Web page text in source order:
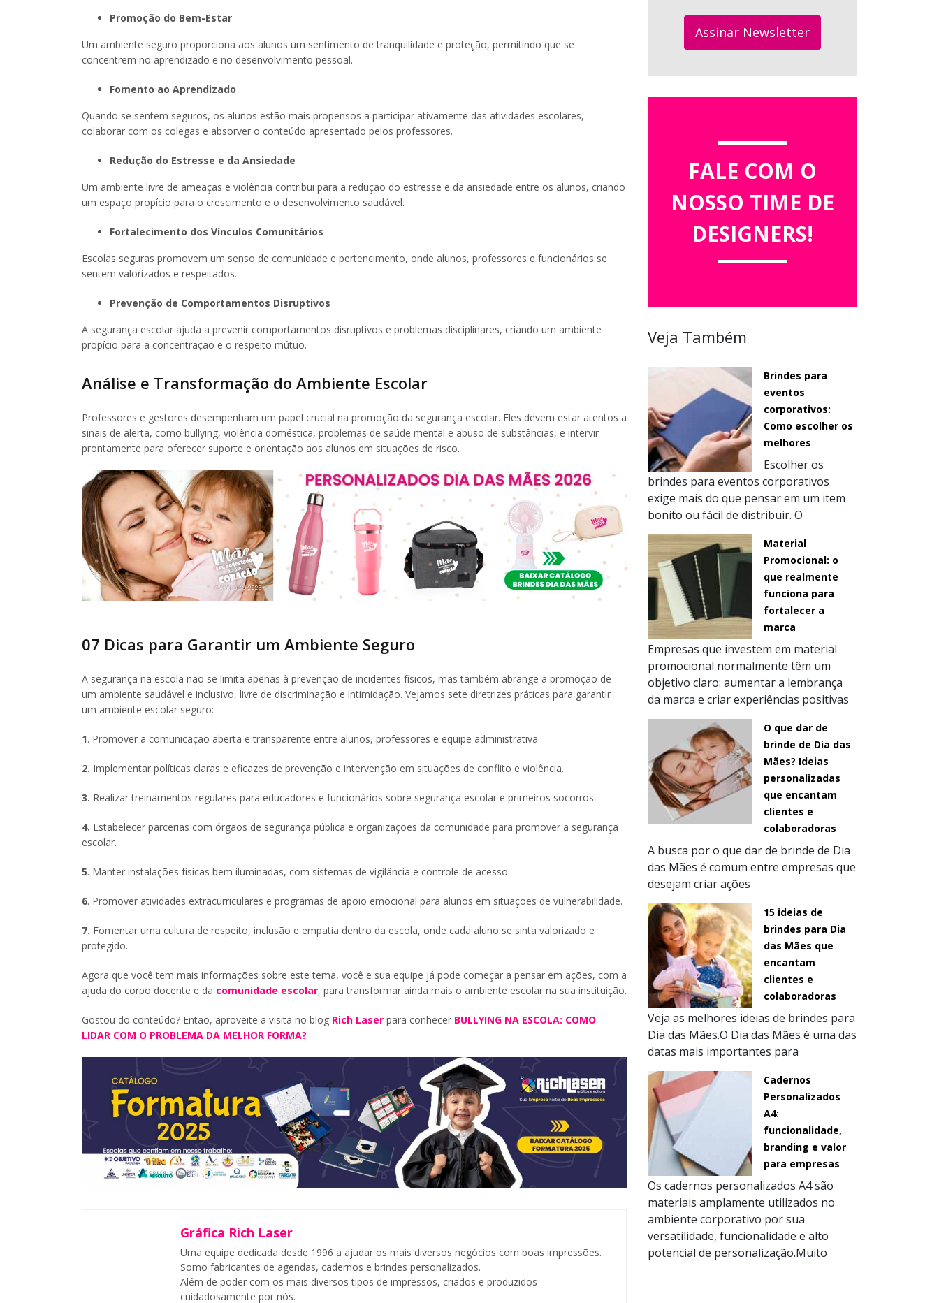
Promoção do Bem-Estar
Um ambiente seguro proporciona aos alunos um sentimento de tranquilidade e proteção, permitindo que se
concentrem no aprendizado e no desenvolvimento pessoal.
Fomento ao Aprendizado
Quando se sentem seguros, os alunos estão mais propensos a participar ativamente das atividades escolares,
colaborar com os colegas e absorver o conteúdo apresentado pelos professores.
Redução do Estresse e da Ansiedade
Um ambiente livre de ameaças e violência contribui para a redução do estresse e da ansiedade entre os alunos, criando
um espaço propício para o crescimento e o desenvolvimento saudável.
Fortalecimento dos Vínculos Comunitários
Escolas seguras promovem um senso de comunidade e pertencimento, onde alunos, professores e funcionários se
sentem valorizados e respeitados.
Prevenção de Comportamentos Disruptivos
A segurança escolar ajuda a prevenir comportamentos disruptivos e problemas disciplinares, criando um ambiente
propício para a concentração e o respeito mútuo.
Análise e Transformação do Ambiente Escolar
Professores e gestores desempenham um papel crucial na promoção da segurança escolar. Eles devem estar atentos a
sinais de alerta, como bullying, violência doméstica, problemas de saúde mental e abuso de substâncias, e intervir
prontamente para oferecer suporte e orientação aos alunos em situações de risco.
07 Dicas para Garantir um Ambiente Seguro
A segurança na escola não se limita apenas à prevenção de incidentes físicos, mas também abrange a promoção de
um ambiente saudável e inclusivo, livre de discriminação e intimidação. Vejamos sete diretrizes práticas para garantir
um ambiente escolar seguro:
1. Promover a comunicação aberta e transparente entre alunos, professores e equipe administrativa.
2. Implementar políticas claras e eficazes de prevenção e intervenção em situações de conflito e violência.
3. Realizar treinamentos regulares para educadores e funcionários sobre segurança escolar e primeiros socorros.
4. Estabelecer parcerias com órgãos de segurança pública e organizações da comunidade para promover a segurança
escolar.
5. Manter instalações físicas bem iluminadas, com sistemas de vigilância e controle de acesso.
6. Promover atividades extracurriculares e programas de apoio emocional para alunos em situações de vulnerabilidade.
7. Fomentar uma cultura de respeito, inclusão e empatia dentro da escola, onde cada aluno se sinta valorizado e
protegido.
Agora que você tem mais informações sobre este tema, você e sua equipe já pode começar a pensar em ações, com a
ajuda do corpo docente e da comunidade escolar, para transformar ainda mais o ambiente escolar na sua instituição.
Gostou do conteúdo? Então, aproveite a visita no blog Rich Laser para conhecer BULLYING NA ESCOLA: COMO
LIDAR COM O PROBLEMA DA MELHOR FORMA?
Gráfica Rich Laser
Uma equipe dedicada desde 1996 a ajudar os mais diversos negócios com boas impressões.
Somo fabricantes de agendas, cadernos e brindes personalizados.
Além de poder com os mais diversos tipos de impressos, criados e produzidos
cuidadosamente por nós.
Assinar Newsletter
FALE COM O
NOSSO TIME DE
DESIGNERS!
Veja Também
Brindes para
eventos
corporativos:
Como escolher os
melhores
Escolher os
brindes para eventos corporativos
exige mais do que pensar em um item
bonito ou fácil de distribuir. O
Material
Promocional: o
que realmente
funciona para
fortalecer a
marca
Empresas que investem em material
promocional normalmente têm um
objetivo claro: aumentar a lembrança
da marca e criar experiências positivas
O que dar de
brinde de Dia das
Mães? Ideias
personalizadas
que encantam
clientes e
colaboradoras
A busca por o que dar de brinde de Dia
das Mães é comum entre empresas que
desejam criar ações
15 ideias de
brindes para Dia
das Mães que
encantam
clientes e
colaboradoras
Veja as melhores ideias de brindes para
Dia das Mães.O Dia das Mães é uma das
datas mais importantes para
Cadernos
Personalizados
A4:
funcionalidade,
branding e valor
para empresas
Os cadernos personalizados A4 são
materiais amplamente utilizados no
ambiente corporativo por sua
versatilidade, funcionalidade e alto
potencial de personalização.Muito